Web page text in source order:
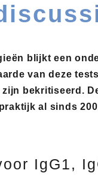
blijkt een
van deze
bekritiseerd.
al sinds
IgG1,